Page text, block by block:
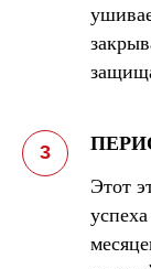
Этот